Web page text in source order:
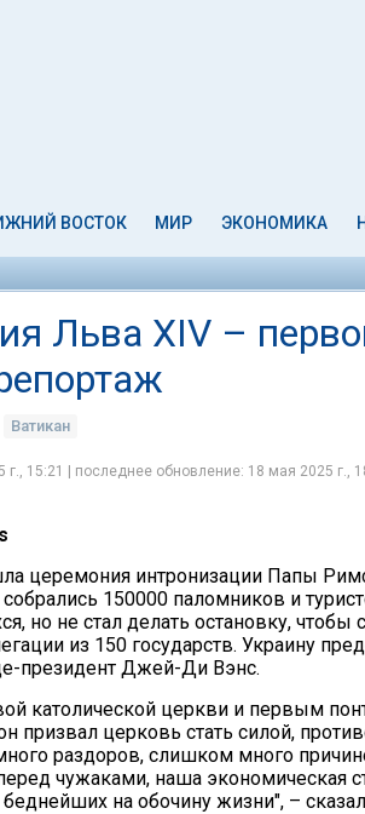
ВОСТОК МИР ЭКОНОМИКА
Льва XIV –
Ватикан
г., 15:21 | последнее обновление: 18 мая 2025 г.,
церемония интронизации Папы
150000 паломников и
но не стал делать остановку,
из 150 государств. Украину
президент Джей-Ди Вэнс.
католической церкви и первым
призвал церковь стать силой,
раздоров, слишком много
чужаками, наша экономическая
на обочину жизни", –